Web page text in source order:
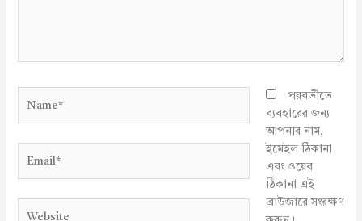
পরবর্তীতে
ব্যবহারের জন্য
আপনার নাম,
ইমেইল ঠিকানা
এবং ওয়েব
ঠিকানা এই
ব্রাউজারে সংরক্ষণ